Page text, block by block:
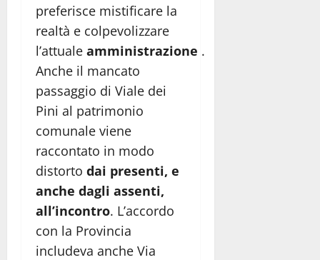
preferisce mistificare la
realtà e colpevolizzare
l’attuale amministrazione .
Anche il mancato
passaggio di Viale dei
Pini al patrimonio
comunale viene
raccontato in modo
distorto dai presenti, e
anche dagli assenti,
all’incontro. L’accordo
con la Provincia
includeva anche Via